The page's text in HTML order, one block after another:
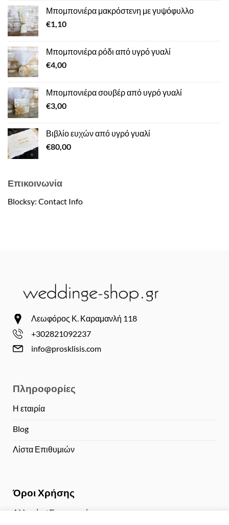
Μπομπονιέρα μακρόστενη με γυψόφυλλο
€1,10
Μπομπονιέρα ρόδι από υγρό γυαλί
€4,00
Μπομπονιέρα σουβέρ από υγρό γυαλί
€3,00
Βιβλίο ευχών από υγρό γυαλί
€80,00
Επικοινωνία
Blocksy: Contact Info
Λεωφόρος Κ. Καραμανλή 118
+302821092237
info@prosklisis.com
Πληροφορίες
Η εταιρία
Blog
Λίστα Επιθυμιών
Όροι Χρήσης
Αλλαγές / Επιστροφές